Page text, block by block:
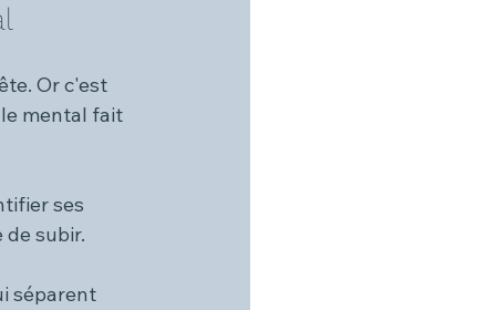
Or c'est
mental fait
ses
subir.
séparent